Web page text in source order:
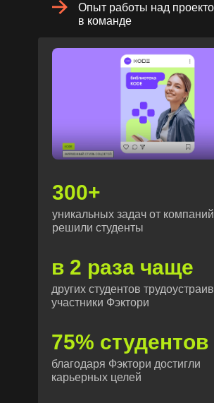
уникальных задач от компаний
решили студенты
Опыт работы над
в команде
300+
благодаря Фэктори достигли
карьерных целей
75% студентов
в 2 раза чаще
других студентов
участники Фэктори